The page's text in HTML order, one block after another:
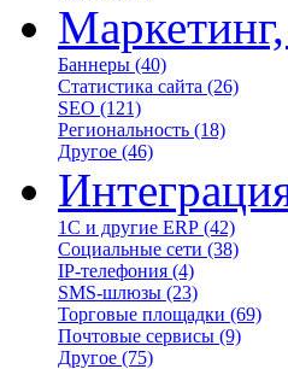
Баннеры (40)
Статистика сайта (26)
SEO (121)
Региональность (18)
Другое (46)
1С и другие ERP (42)
Социальные сети (38)
IP-телефония (4)
SMS-шлюзы (23)
Торговые площадки (69)
Почтовые сервисы (9)
Другое (75)